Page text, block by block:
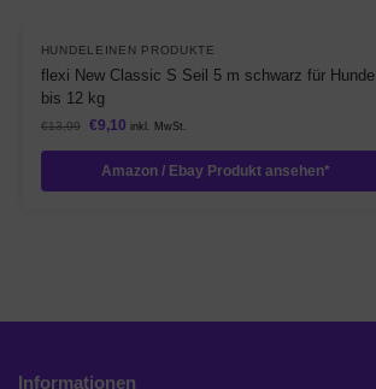
HUNDELEINEN PRODUKTE
flexi New Classic S Seil 5 m schwarz für Hunde
bis 12 kg
€13,99 €9,10 inkl. MwSt.
Amazon / Ebay Produkt ansehen*
Informationen